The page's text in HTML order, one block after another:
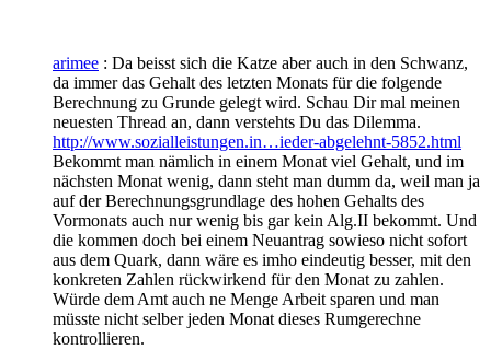
arimee : Da beisst sich die Katze aber auch in den Schwanz,
da immer das Gehalt des letzten Monats für die folgende
Berechnung zu Grunde gelegt wird. Schau Dir mal meinen
neuesten Thread an, dann verstehts Du das Dilemma.
http://www.sozialleistungen.in…ieder-abgelehnt-5852.html
Bekommt man nämlich in einem Monat viel Gehalt, und im
nächsten Monat wenig, dann steht man dumm da, weil man ja
auf der Berechnungsgrundlage des hohen Gehalts des
Vormonats auch nur wenig bis gar kein Alg.II bekommt. Und
die kommen doch bei einem Neuantrag sowieso nicht sofort
aus dem Quark, dann wäre es imho eindeutig besser, mit den
konkreten Zahlen rückwirkend für den Monat zu zahlen.
Würde dem Amt auch ne Menge Arbeit sparen und man
müsste nicht selber jeden Monat dieses Rumgerechne
kontrollieren.